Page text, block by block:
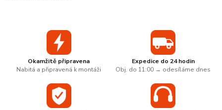
Okamžitě připravena
Nabitá a připravená k montáži
Expedice do 24 hodin
Obj. do 11:00 → odesíláme dnes